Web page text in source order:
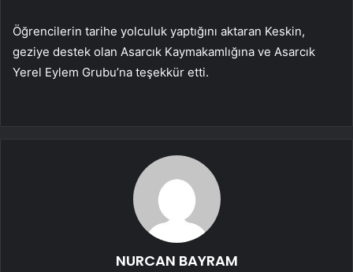
Öğrencilerin tarihe yolculuk yaptığını aktaran Keskin,
geziye destek olan Asarcık Kaymakamlığına ve Asarcık
Yerel Eylem Grubu’na teşekkür etti.
NURCAN BAYRAM